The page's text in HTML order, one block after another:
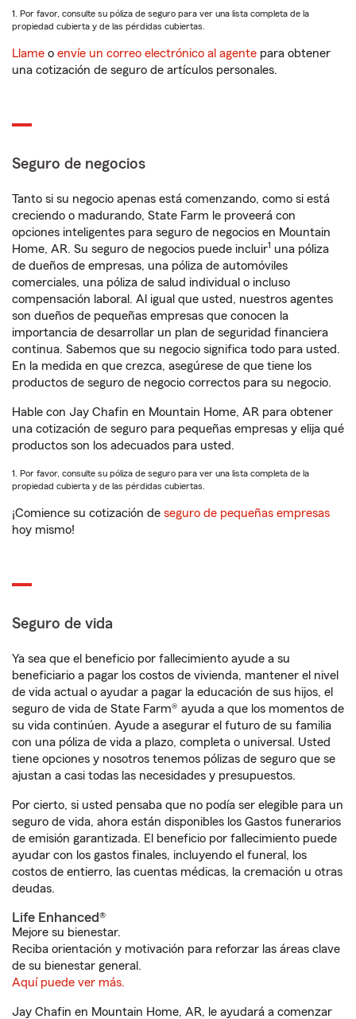
1. Por favor, consulte su póliza de seguro para ver una lista completa de la
propiedad cubierta y de las pérdidas cubiertas.
Llame o envíe un correo electrónico al agente para obtener
una cotización de seguro de artículos personales.
Seguro de negocios
Tanto si su negocio apenas está comenzando, como si está
creciendo o madurando, State Farm le proveerá con
opciones inteligentes para seguro de negocios en Mountain
Home, AR. Su seguro de negocios puede incluir1 una póliza
de dueños de empresas, una póliza de automóviles
comerciales, una póliza de salud individual o incluso
compensación laboral. Al igual que usted, nuestros agentes
son dueños de pequeñas empresas que conocen la
importancia de desarrollar un plan de seguridad financiera
continua. Sabemos que su negocio significa todo para usted.
En la medida en que crezca, asegúrese de que tiene los
productos de seguro de negocio correctos para su negocio.
Hable con Jay Chafin en Mountain Home, AR para obtener
una cotización de seguro para pequeñas empresas y elija qué
productos son los adecuados para usted.
1. Por favor, consulte su póliza de seguro para ver una lista completa de la
propiedad cubierta y de las pérdidas cubiertas.
¡Comience su cotización de seguro de pequeñas empresas
hoy mismo!
Seguro de vida
Ya sea que el beneficio por fallecimiento ayude a su
beneficiario a pagar los costos de vivienda, mantener el nivel
de vida actual o ayudar a pagar la educación de sus hijos, el
seguro de vida de State Farm® ayuda a que los momentos de
su vida continúen. Ayude a asegurar el futuro de su familia
con una póliza de vida a plazo, completa o universal. Usted
tiene opciones y nosotros tenemos pólizas de seguro que se
ajustan a casi todas las necesidades y presupuestos.
Por cierto, si usted pensaba que no podía ser elegible para un
seguro de vida, ahora están disponibles los Gastos funerarios
de emisión garantizada. El beneficio por fallecimiento puede
ayudar con los gastos finales, incluyendo el funeral, los
costos de entierro, las cuentas médicas, la cremación u otras
deudas.
Life Enhanced®
Mejore su bienestar.
Reciba orientación y motivación para reforzar las áreas clave
de su bienestar general.
Aquí puede ver más.
Jay Chafin en Mountain Home, AR, le ayudará a comenzar